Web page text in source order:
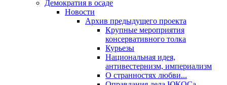
Демократия в осаде
Новости
Архив предыдущего проекта
Крупные мероприятия
консервативного толка
Курьезы
Национальная идея,
антивестернизм, империализм
О странностях любви...